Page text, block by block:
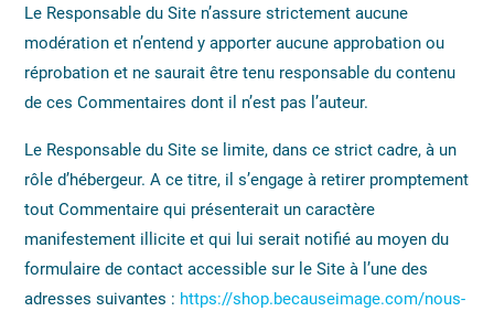
Le Responsable du Site n’assure strictement aucune
modération et n’entend y apporter aucune approbation ou
réprobation et ne saurait être tenu responsable du contenu
de ces Commentaires dont il n’est pas l’auteur.
Le Responsable du Site se limite, dans ce strict cadre, à un
rôle d’hébergeur. A ce titre, il s’engage à retirer promptement
tout Commentaire qui présenterait un caractère
manifestement illicite et qui lui serait notifié au moyen du
formulaire de contact accessible sur le Site à l’une des
adresses suivantes : https://shop.becauseimage.com/nous-